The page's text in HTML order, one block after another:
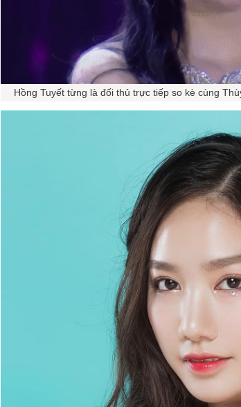
Hồng Tuyết từng là đối thủ trực tiếp so kè cùng